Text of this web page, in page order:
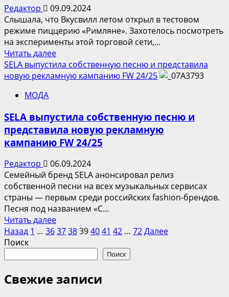
в
театре
Редактор
09.09.2024
Слышала, что Вкусвилл летом открыл в тестовом
режиме пиццерию «Римляне». Захотелось посмотреть
на эксперименты этой торговой сети,...
Читать далееПрочитать
больше
о
страже
вкуса
SELA выпустила собственную песню и представила
новую рекламную кампанию FW 24/25
МОДА
SELA выпустила собственную песню и
представила новую рекламную
кампанию FW 24/25
Редактор
06.09.2024
Семейный бренд SELA анонсировал релиз
собственной песни на всех музыкальных сервисах
страны — первым среди российских fashion-брендов.
Песня под названием «С...
Читать далееПрочитать
больше
собственную
песню
Пагинация
записей
Назад 1 … 363738394041 42 … 72Далее
Поиск
Поиск
Свежие записи